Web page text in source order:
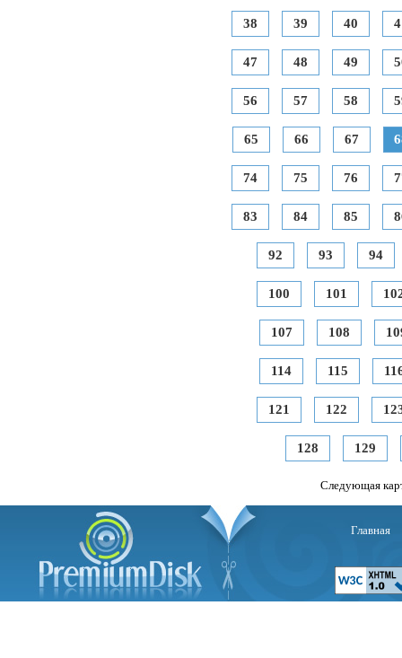
38 39 40
47 48 49
56 57 58
65 66 67
74 75 76
83 84 85
92 93 94
100 101
107 108
114 115
121 122
128 129
Следующая
Главная